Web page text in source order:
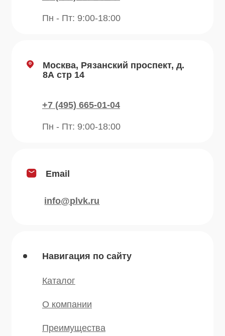
Продукция
Специи
* — принадлежит компании Meta,
Мы в соц.сетях
Блог
Отзывы